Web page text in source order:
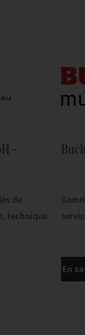
–
de
technique
En